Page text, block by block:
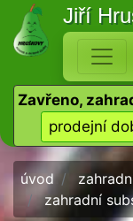
Jiří
Zavřeno,
prodejní
úvod
zahradní